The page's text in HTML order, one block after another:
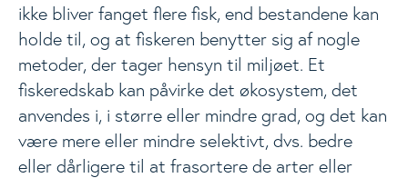
Livsstil
Materialer
Nyheder
ikke bliver fanget flere fisk, end bestandene kan
holde til, og at fiskeren benytter sig af nogle
metoder, der tager hensyn til miljøet. Et
fiskeredskab kan påvirke det økosystem, det
anvendes i, i større eller mindre grad, og det kan
være mere eller mindre selektivt, dvs. bedre
eller dårligere til at frasortere de arter eller